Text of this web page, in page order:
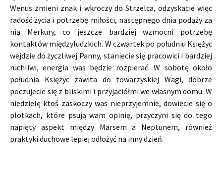
Wenus zmieni znak i wkroczy do Strzelca, odzyskacie więc
radość życia i potrzebę miłości, następnego dnia podąży za
nią Merkury, co jeszcze bardziej wzmocni potrzebę
kontaktów międzyludzkich. W czwartek po południu Księżyc
wejdzie do życzliwej Panny, staniecie się pracowici i bardziej
ruchliwi, energia was będzie rozpierać. W sobotę około
południa Księżyc zawita do towarzyskiej Wagi, dobrze
poczujecie się z bliskimi i przyjaciółmi we własnym domu. W
niedzielę ktoś zaskoczy was nieprzyjemnie, dowiecie się o
plotkach, które psują wam opinię, przyczyni się do tego
napięty aspekt między Marsem a Neptunem, również
praktyki duchowe lepiej odłożyć na inny dzień.